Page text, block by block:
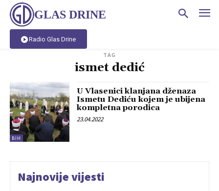
GLAS DRINE
Radio Glas Drine
TAG
ismet dedić
BIH
U Vlasenici klanjana dženaza
Ismetu Dediću kojem je ubijena
kompletna porodica
23.04.2022
Najnovije vijesti